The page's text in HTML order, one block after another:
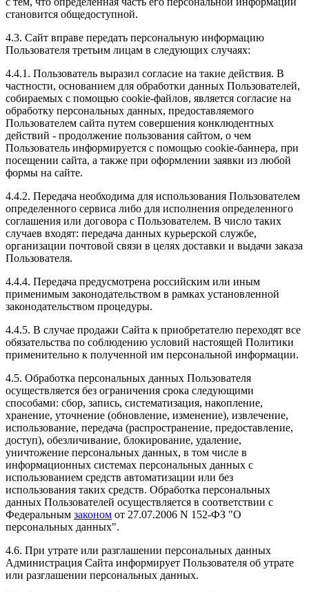
становится общедоступной.
4.3. Сайт вправе передать персональную информацию
Пользователя третьим лицам в следующих случаях:
4.4.1. Пользователь выразил согласие на такие действия. В
частности, основанием для обработки данных Пользователей,
собираемых с помощью cookie-файлов, является согласие на
обработку персональных данных, предоставляемого
Пользователем сайта путем совершения конклюдентных
действий - продолжение пользования сайтом, о чем
Пользователь информируется с помощью cookie-баннера, при
посещении сайта, а также при оформлении заявки из любой
формы на сайте.
4.4.2. Передача необходима для использования Пользователем
определенного сервиса либо для исполнения определенного
соглашения или договора с Пользователем. В число таких
случаев входят: передача данных курьерской службе,
организации почтовой связи в целях доставки и выдачи заказа
Пользователя.
4.4.4. Передача предусмотрена российским или иным
применимым законодательством в рамках установленной
законодательством процедуры.
4.4.5. В случае продажи Сайта к приобретателю переходят все
обязательства по соблюдению условий настоящей Политики
применительно к полученной им персональной информации.
4.5. Обработка персональных данных Пользователя
осуществляется без ограничения срока следующими
способами: сбор, запись, систематизация, накопление,
хранение, уточнение (обновление, изменение), извлечение,
использование, передача (распространение, предоставление,
доступ), обезличивание, блокирование, удаление,
уничтожение персональных данных, в том числе в
информационных системах персональных данных с
использованием средств автоматизации или без
использования таких средств. Обработка персональных
данных Пользователей осуществляется в соответствии с
Федеральным законом от 27.07.2006 N 152-ФЗ "О
персональных данных".
4.6. При утрате или разглашении персональных данных
Администрация Сайта информирует Пользователя об утрате
или разглашении персональных данных.